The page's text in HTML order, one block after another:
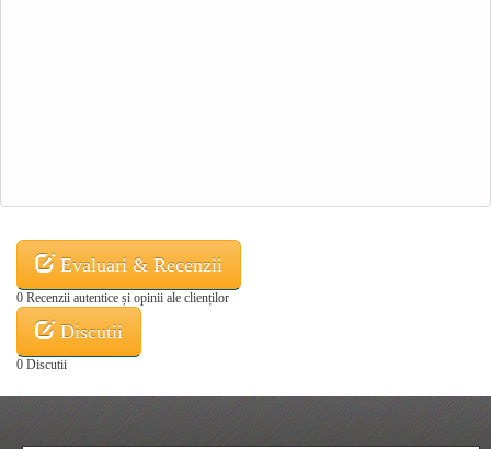
Evaluari & Recenzii
0 Recenzii autentice și opinii ale clienților
Discutii
0 Discutii